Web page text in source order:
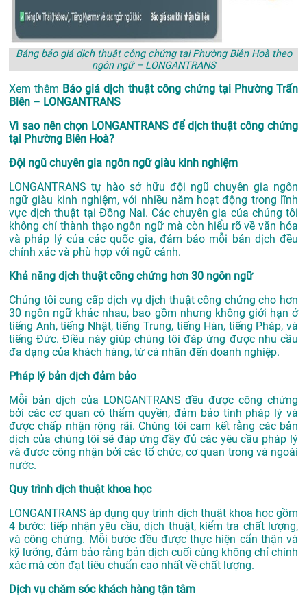
Bảng báo giá dịch thuật công chứng tại Phường Biên Hoà theo
ngôn ngữ – LONGANTRANS
Xem thêm Báo giá dịch thuật công chứng tại Phường Trấn
Biên – LONGANTRANS
Vì sao nên chọn LONGANTRANS để dịch thuật công chứng
tại Phường Biên Hoà?
Đội ngũ chuyên gia ngôn ngữ giàu kinh nghiệm
LONGANTRANS tự hào sở hữu đội ngũ chuyên gia ngôn
ngữ giàu kinh nghiệm, với nhiều năm hoạt động trong lĩnh
vựcdịch thuật tại Đồng Nai. Các chuyên gia của chúng tôi
không chỉ thành thạo ngôn ngữ mà còn hiểu rõ về văn hóa
và pháp lý của các quốc gia, đảm bảo mỗi bản dịch đều
chính xác và phù hợp với ngữ cảnh.
Khả năng dịch thuật công chứng hơn 30 ngôn ngữ
Chúng tôi cung cấp dịch vụ dịch thuật công chứng cho hơn
30 ngôn ngữ khác nhau, bao gồm nhưng không giới hạn ở
tiếng Anh, tiếng Nhật, tiếng Trung, tiếng Hàn, tiếng Pháp, và
tiếng Đức. Điều này giúp chúng tôi đáp ứng được nhu cầu
đa dạng của khách hàng, từ cá nhân đến doanh nghiệp.
Pháp lý bản dịch đảm bảo
Mỗi bản dịch của LONGANTRANS đều được công chứng
bởi các cơ quan có thẩm quyền, đảm bảo tính pháp lý và
được chấp nhận rộng rãi. Chúng tôi cam kết rằng các bản
dịch của chúng tôi sẽ đáp ứng đầy đủ các yêu cầu pháp lý
và được công nhận bởi các tổ chức, cơ quan trong và ngoài
nước.
Quy trình dịch thuật khoa học
LONGANTRANS áp dụng quy trình dịch thuật khoa học gồm
4 bước: tiếp nhận yêu cầu, dịch thuật, kiểm tra chất lượng,
và công chứng. Mỗi bước đều được thực hiện cẩn thận và
kỹ lưỡng, đảm bảo rằng bản dịch cuối cùng không chỉ chính
xác mà còn đạt tiêu chuẩn cao nhất về chất lượng.
Dịch vụ chăm sóc khách hàng tận tâm